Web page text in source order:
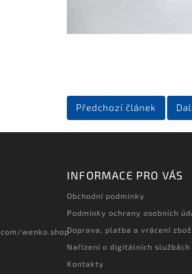
Předchozí článek
wenko.shop
INFORMACE PRO VÁS
Obchodní podmínky
Podmínky ochrany osobních
Doprava, platba a vrácení
Nařízení o digitálních službách
Kontakty